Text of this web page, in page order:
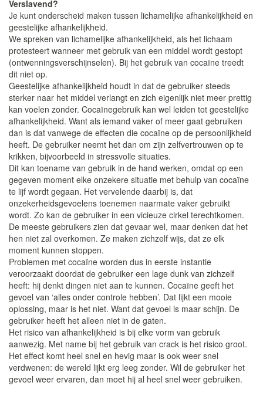
Verslavend?
Je kunt onderscheid maken tussen lichamelijke afhankelijkheid en
geestelijke afhankelijkheid.
We spreken van lichamelijke afhankelijkheid, als het lichaam
protesteert wanneer met gebruik van een middel wordt gestopt
(ontwenningsverschijnselen). Bij het gebruik van cocaïne treedt
dit niet op.
Geestelijke afhankelijkheid houdt in dat de gebruiker steeds
sterker naar het middel verlangt en zich eigenlijk niet meer prettig
kan voelen zonder. Cocaïnegebruik kan wel leiden tot geestelijke
afhankelijkheid. Want als iemand vaker of meer gaat gebruiken
dan is dat vanwege de effecten die cocaïne op de persoonlijkheid
heeft. De gebruiker neemt het dan om zijn zelfvertrouwen op te
krikken, bijvoorbeeld in stressvolle situaties.
Dit kan toename van gebruik in de hand werken, omdat op een
gegeven moment elke onzekere situatie met behulp van cocaïne
te lijf wordt gegaan. Het vervelende daarbij is, dat
onzekerheidsgevoelens toenemen naarmate vaker gebruikt
wordt. Zo kan de gebruiker in een vicieuze cirkel terechtkomen.
De meeste gebruikers zien dat gevaar wel, maar denken dat het
hen niet zal overkomen. Ze maken zichzelf wijs, dat ze elk
moment kunnen stoppen.
Problemen met cocaïne worden dus in eerste instantie
veroorzaakt doordat de gebruiker een lage dunk van zichzelf
heeft: hij denkt dingen niet aan te kunnen. Cocaïne geeft het
gevoel van ‘alles onder controle hebben’. Dat lijkt een mooie
oplossing, maar is het niet. Want dat gevoel is maar schijn. De
gebruiker heeft het alleen niet in de gaten.
Het risico van afhankelijkheid is bij elke vorm van gebruik
aanwezig. Met name bij het gebruik van crack is het risico groot.
Het effect komt heel snel en hevig maar is ook weer snel
verdwenen: de wereld lijkt erg leeg zonder. Wil de gebruiker het
gevoel weer ervaren, dan moet hij al heel snel weer gebruiken.